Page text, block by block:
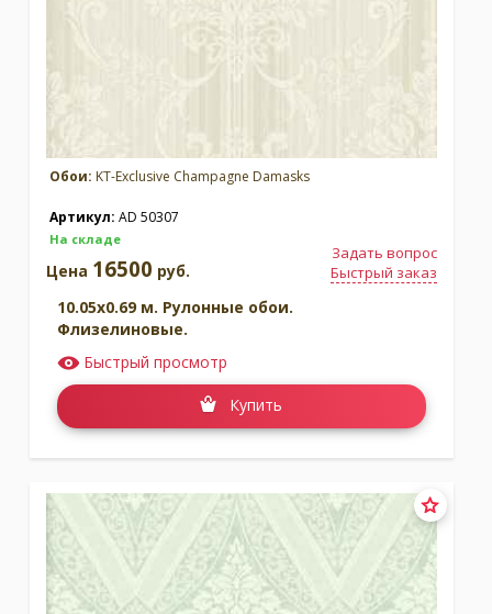
Обои: KT-Exclusive Champagne Damasks
Артикул: AD 50307
На складе
Задать вопрос
Быстрый заказ
Цена 16500 руб.
10.05x0.69 м. Рулонные обои.
Флизелиновые.
Быстрый просмотр
Купить